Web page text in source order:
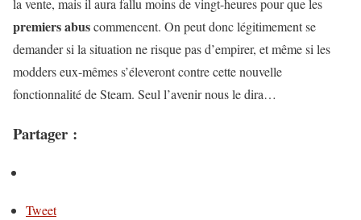
la vente, mais il aura fallu moins de vingt-heures pour que les
premiers abuscommencent. On peut donc légitimement se
demander si la situation ne risque pas d’empirer, et même si les
modders eux-mêmes s’éleveront contre cette nouvelle
fonctionnalité de Steam. Seul l’avenir nous le dira…
Partager :
Tweet